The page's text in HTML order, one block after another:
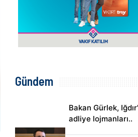
Gündem
Bakan Gürlek,
adliye lojmanları..